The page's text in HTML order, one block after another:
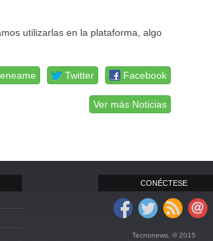
utilizarlas en la plataforma, algo
Facebook
Twitter
Ver más Noticias
CONÉCTESE
Tecnonews. © 2015